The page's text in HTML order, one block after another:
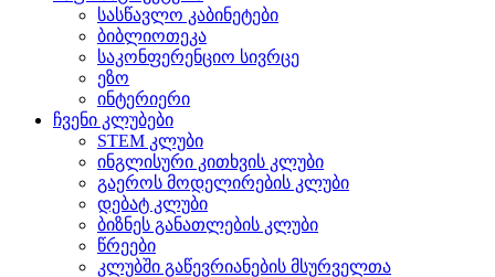
სასწავლო კაბინეტები
ბიბლიოთეკა
საკონფერენციო სივრცე
ეზო
ინტერიერი
ჩვენი კლუბები
STEM კლუბი
ინგლისური კითხვის კლუბი
გაეროს მოდელირების კლუბი
დებატ კლუბი
ბიზნეს განათლების კლუბი
წრეები
კლუბში გაწევრიანების მსურველთა